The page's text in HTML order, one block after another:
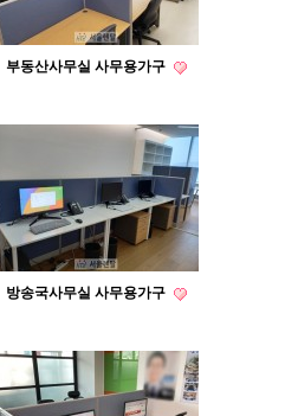
부동산사무실 사무용가구
방송국사무실 사무용가구